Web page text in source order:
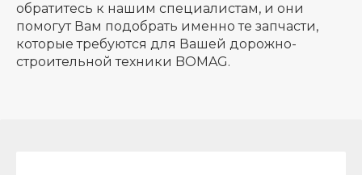
обратитесь к нашим специалистам, и они
помогут Вам подобрать именно те запчасти,
которые требуются для Вашей дорожно-
строительной техники BOMAG.